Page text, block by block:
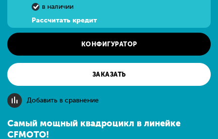
в наличии
Рассчитать кредит
КОНФИГУРАТОР
ЗАКАЗАТЬ
Добавить в сравнение
Самый мощный квадроцикл в линейке
CFMOTO!